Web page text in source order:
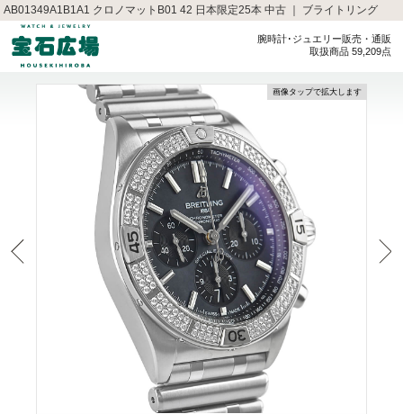
AB01349A1B1A1 クロノマットB01 42 日本限定25本 中古 ｜ ブライトリング
腕時計･ジュエリー販売・通販
取扱商品 59,209点
画像タップで拡大します